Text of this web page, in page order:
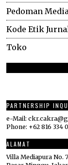
Pedoman
Kode Etik
Toko
PARTNERSHIP
e-Mail:
Phone: +62 816 334
ALAMAT
Villa Mediapura No.